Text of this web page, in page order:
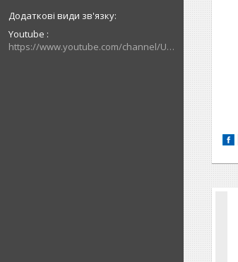
Youtube
https://www.youtube.com/channel/UCik88vLEe_rRU5JI4CWj0hw/videos